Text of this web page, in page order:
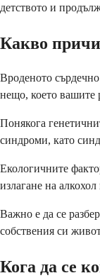
детството и
Какво
Вроденото
нещо, което вашите
Понякога
синдроми, като
Екологичните
излагане на
Важно е да се
собствения си
Кога да се